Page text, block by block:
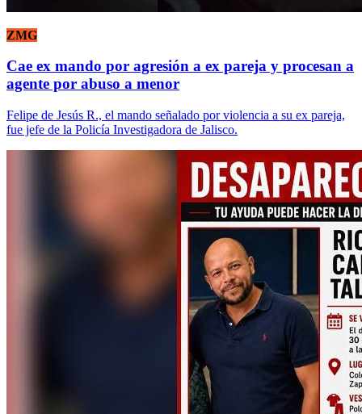
ZMG
Cae ex mando por agresión a ex pareja y procesan a
agente por abuso a menor
Felipe de Jesús R., el mando señalado por violencia a su ex pareja,
fue jefe de la Policía Investigadora de Jalisco.